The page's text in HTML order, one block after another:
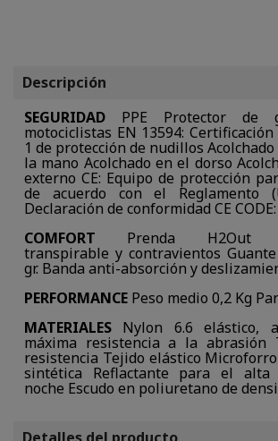
Descripción
SEGURIDAD PPE Protector de
motociclistas EN 13594:
1 de protección de nudillos
la mano Acolchado en el dorso
externo CE: Equipo de protección
de acuerdo con el Reglamento
Declaración de conformidad CE
COMFORT Prenda H2Out
transpirable y contravientos
gr. Banda anti-absorción y
PERFORMANCE Peso medio 0,2 Kg
MATERIALES Nylon 6.6 elástico,
máxima resistencia a la abrasión
resistencia Tejido elástico
sintética Reflactante para el alta
noche Escudo en poliuretano de